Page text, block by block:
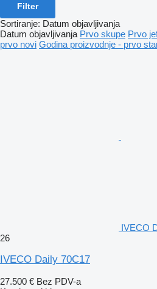
Filter
Sortiranje: Datum objavljivanja
Datum objavljivanja Prvo skupe Prvo
prvo novi Godina proizvodnje - prvo
IVECO
26
IVECO Daily 70C17
27.500 € Bez PDV-a